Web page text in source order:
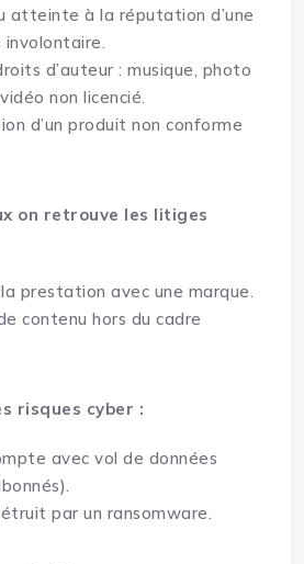
atteinte à la réputation d’une
involontaire.
d’auteur : musique, photo
non licencié.
d’un produit non conforme
on retrouve les litiges
prestation avec une marque.
contenu hors du cadre
risques cyber :
avec vol de données
par un ransomware.